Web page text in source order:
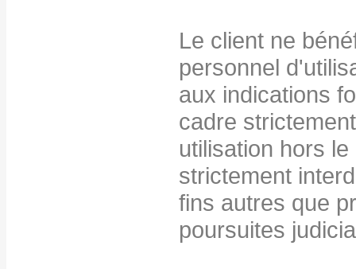
Le client ne
personnel
aux indications
cadre
utilisation hors
strictement
fins autres que
poursuites